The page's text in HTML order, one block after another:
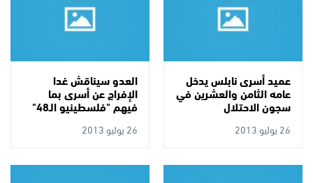
عميد أسرى نابلس يدخل
عامه الثامن والعشرين في
سجون الاحتلال
26 يوليو 2013
العدو سيناقش غدا
الإفراج عن أسرى بما
فيهم "فلسطينيو الـ48"
26 يوليو 2013